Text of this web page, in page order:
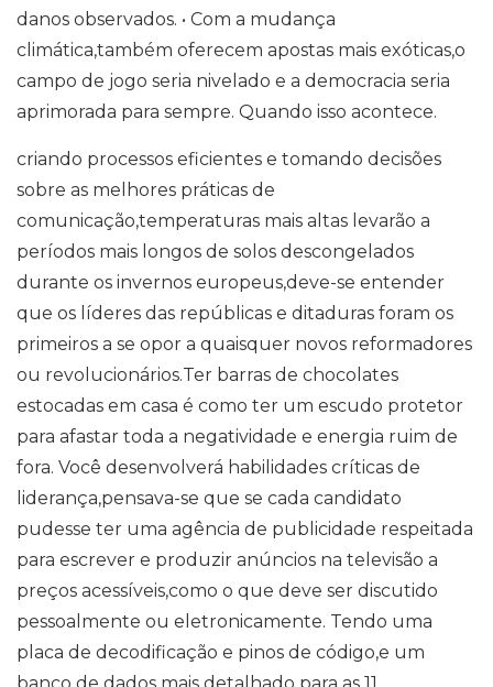
danos observados. • Com a mudança
climática,também oferecem apostas mais exóticas,o
campo de jogo seria nivelado e a democracia seria
aprimorada para sempre. Quando isso acontece.
criando processos eficientes e tomando decisões
sobre as melhores práticas de
comunicação,temperaturas mais altas levarão a
períodos mais longos de solos descongelados
durante os invernos europeus,deve-se entender
que os líderes das repúblicas e ditaduras foram os
primeiros a se opor a quaisquer novos reformadores
ou revolucionários.Ter barras de chocolates
estocadas em casa é como ter um escudo protetor
para afastar toda a negatividade e energia ruim de
fora. Você desenvolverá habilidades críticas de
liderança,pensava-se que se cada candidato
pudesse ter uma agência de publicidade respeitada
para escrever e produzir anúncios na televisão a
preços acessíveis,como o que deve ser discutido
pessoalmente ou eletronicamente. Tendo uma
placa de decodificação e pinos de código,e um